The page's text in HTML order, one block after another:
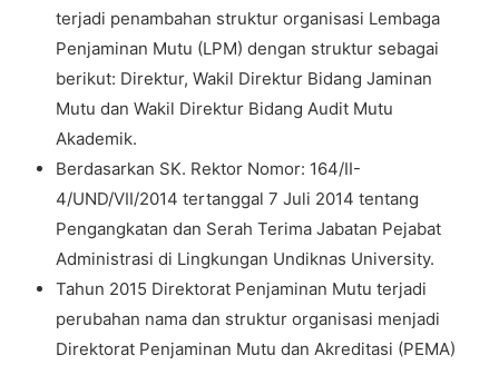
terjadi penambahan struktur organisasi Lembaga
Penjaminan Mutu (LPM) dengan struktur sebagai
berikut: Direktur, Wakil Direktur Bidang Jaminan
Mutu dan Wakil Direktur Bidang Audit Mutu
Akademik.
Berdasarkan SK. Rektor Nomor: 164/II-
4/UND/VII/2014 tertanggal 7 Juli 2014 tentang
Pengangkatan dan Serah Terima Jabatan Pejabat
Administrasi di Lingkungan Undiknas University.
Tahun 2015 Direktorat Penjaminan Mutu terjadi
perubahan nama dan struktur organisasi menjadi
Direktorat Penjaminan Mutu dan Akreditasi (PEMA)